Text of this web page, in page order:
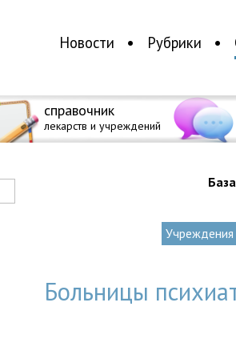
Новости Рубрики
справочник
лекарств и учреждений
Учреждения
Больницы